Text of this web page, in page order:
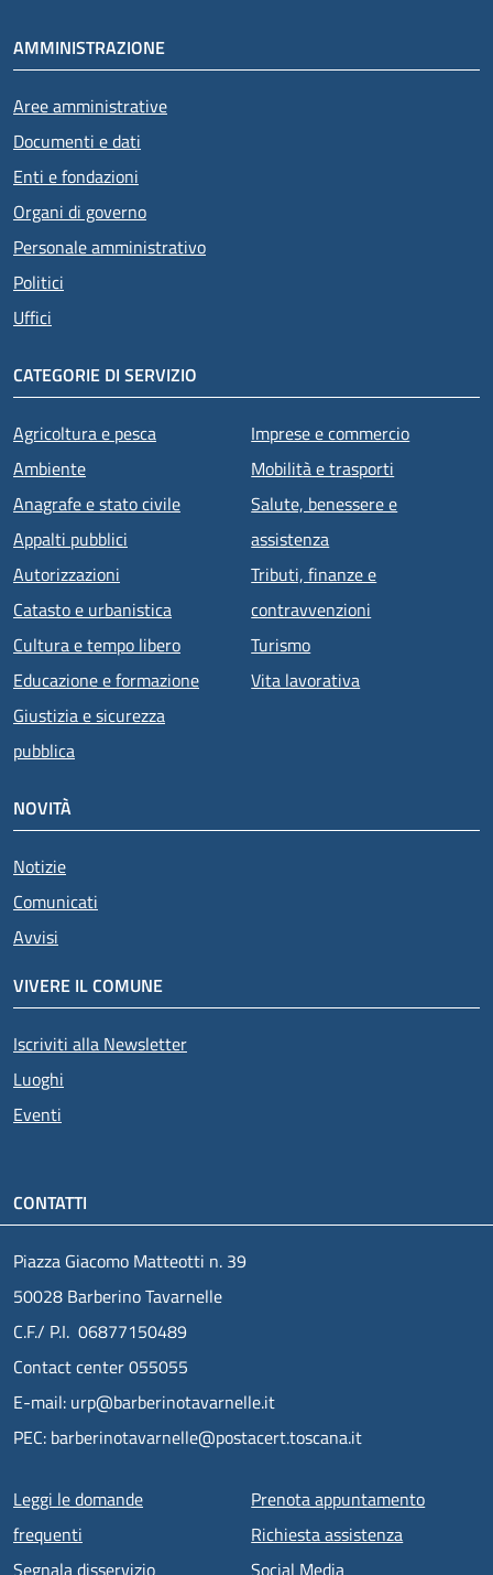
AMMINISTRAZIONE
Aree amministrative
Documenti e dati
Enti e fondazioni
Organi di governo
Personale amministrativo
Politici
Uffici
CATEGORIE DI SERVIZIO
Agricoltura e pesca
Ambiente
Anagrafe e stato civile
Appalti pubblici
Autorizzazioni
Catasto e urbanistica
Cultura e tempo libero
Educazione e formazione
Giustizia e sicurezza
pubblica
Imprese e commercio
Mobilità e trasporti
Salute, benessere e
assistenza
Tributi, finanze e
contravvenzioni
Turismo
Vita lavorativa
NOVITÀ
Notizie
Comunicati
Avvisi
VIVERE IL COMUNE
Iscriviti alla Newsletter
Luoghi
Eventi
CONTATTI
Piazza Giacomo Matteotti n. 39
50028 Barberino Tavarnelle
C.F./ P.I. 06877150489
Contact center 055055
E-mail: urp@barberinotavarnelle.it
PEC: barberinotavarnelle@postacert.toscana.it
Menu piè di pagina
Leggi le domande
frequenti
Segnala disservizio
Prenota appuntamento
Richiesta assistenza
Social Media